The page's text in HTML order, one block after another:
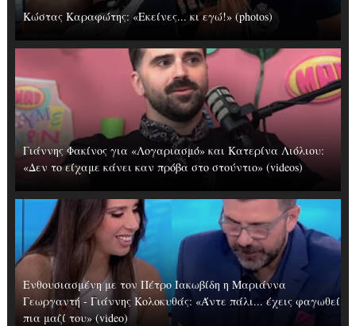
Κώστας Καραφώτης: «Εκείνες... κι εγώ!» (photos)
Γιάννης Φακίνος για «Λογαριασμό» και Κατερίνα Λιόλιου:
«Δεν το είχαμε κάνει καν πρόβα στο στούντιο» (videos)
Ενθουσιασμένη με τον Πέτρο Ιακωβίδη η Μαριάννα
Γεωργαντή - Γιάννης Κολοκυθάς: «Άντε πάλι... έχεις φαγωθεί
πια μαζί του» (video)